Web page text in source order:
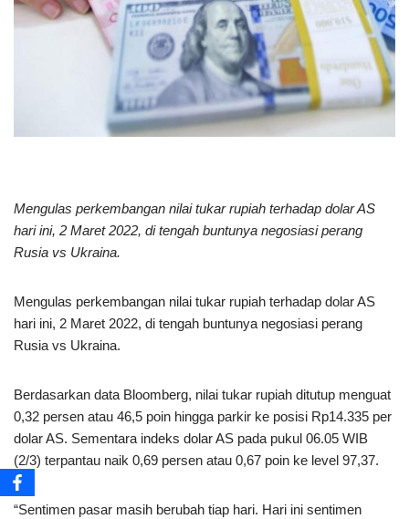
Mengulas perkembangan nilai tukar rupiah terhadap dolar AS
hari ini, 2 Maret 2022, di tengah buntunya negosiasi perang
Rusia vs Ukraina.
Mengulas perkembangan nilai tukar rupiah terhadap dolar AS
hari ini, 2 Maret 2022, di tengah buntunya negosiasi perang
Rusia vs Ukraina.
Berdasarkan data Bloomberg, nilai tukar rupiah ditutup menguat
0,32 persen atau 46,5 poin hingga parkir ke posisi Rp14.335 per
dolar AS. Sementara indeks dolar AS pada pukul 06.05 WIB
(2/3) terpantau naik 0,69 persen atau 0,67 poin ke level 97,37.
“Sentimen pasar masih berubah tiap hari. Hari ini sentimen